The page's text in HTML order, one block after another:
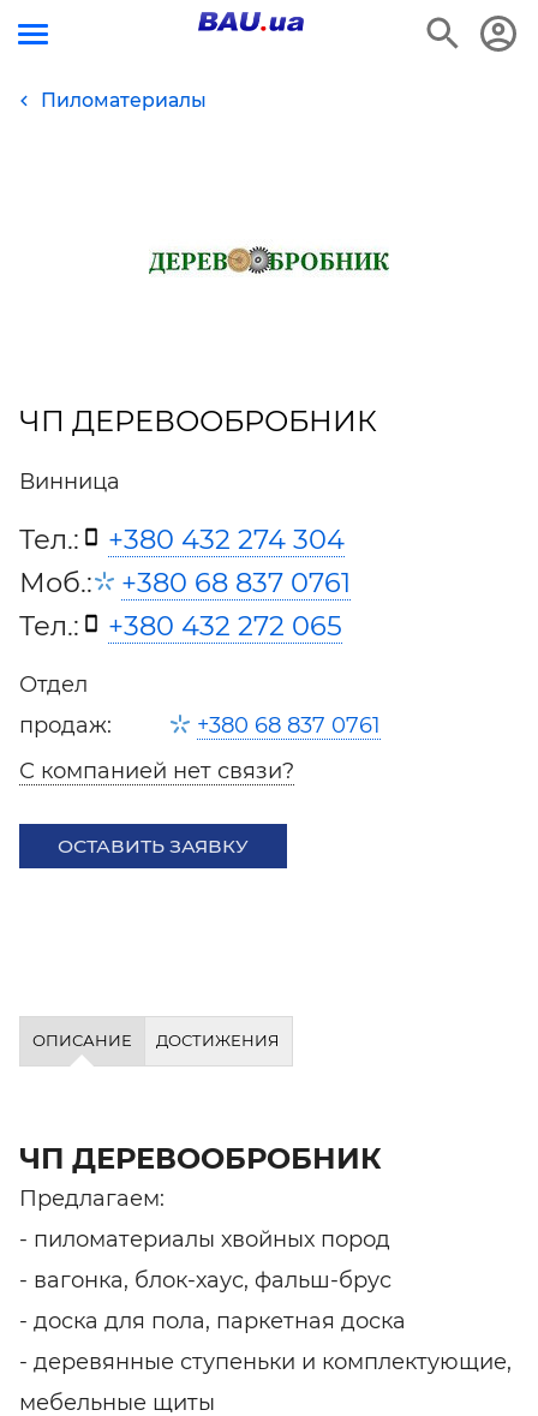
Пиломатериалы
ЧП ДЕРЕВООБРОБНИК
Винница
Тел.:
+380 432 274 304
Моб.:
+380 68 837 0761
Тел.:
+380 432 272 065
Отдел
продаж:
+380 68 837 0761
С компанией нет связи?
ОСТАВИТЬ ЗАЯВКУ
ОПИСАНИЕ ДОСТИЖЕНИЯ
ЧП ДЕРЕВООБРОБНИК
Предлагаем:
- пиломатериалы хвойных пород
- вагонка, блок-хаус, фальш-брус
- доска для пола, паркетная доска
- деревянные ступеньки и комплектующие,
мебельные щиты